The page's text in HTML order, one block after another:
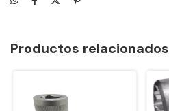
Productos relacionados